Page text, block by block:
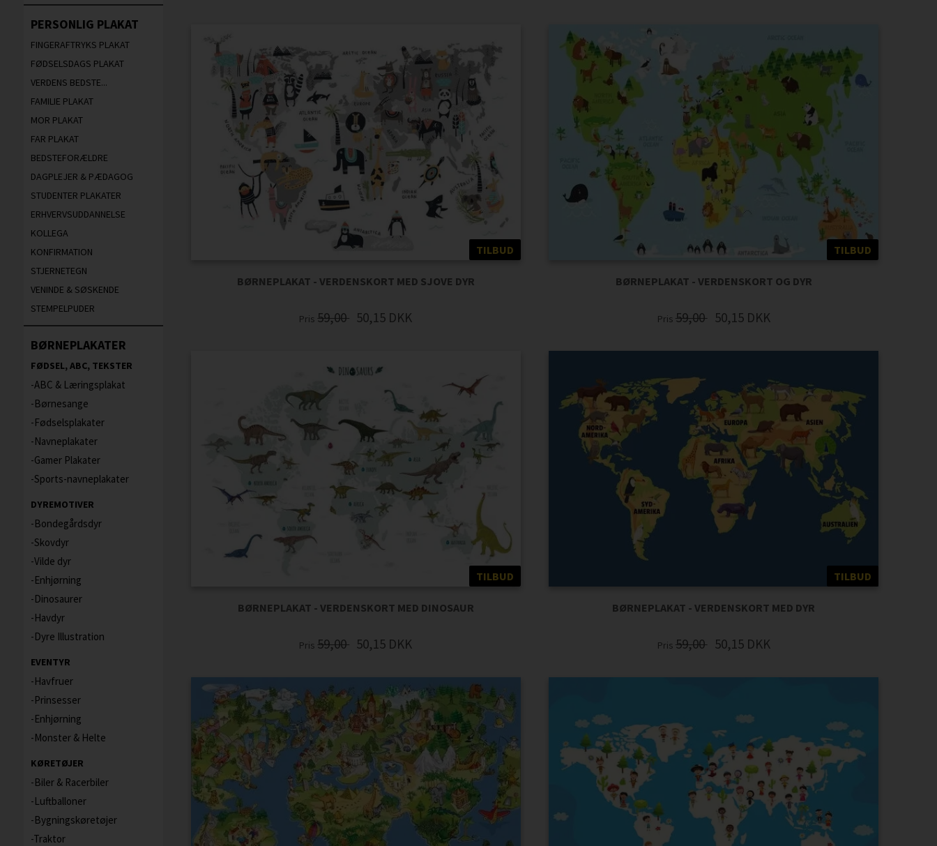
PERSONLIG PLAKAT
FINGERAFTRYKS PLAKAT
FØDSELSDAGS PLAKAT
VERDENS BEDSTE...
FAMILIE PLAKAT
MOR PLAKAT
FAR PLAKAT
BEDSTEFORÆLDRE
DAGPLEJER & PÆDAGOG
STUDENTER PLAKATER
ERHVERVSUDDANNELSE
KOLLEGA
KONFIRMATION
STJERNETEGN
VENINDE & SØSKENDE
STEMPELPUDER
BØRNEPLAKATER
FØDSEL, ABC, TEKSTER
ABC & Læringsplakat
Børnesange
Fødselsplakater
Navneplakater
Gamer Plakater
Sports-navneplakater
DYREMOTIVER
Bondegårdsdyr
Skovdyr
Vilde dyr
Enhjørning
Dinosaurer
Havdyr
Dyre Illustration
EVENTYR
Havfruer
Prinsesser
Enhjørning
Monster & Helte
KØRETØJER
Biler & Racerbiler
Luftballoner
Bygningskøretøjer
Traktor
TILBUD
BØRNEPLAKAT - VERDENSKORT MED SJOVE DYR
Pris59,00 50,15 DKK
TILBUD
BØRNEPLAKAT - VERDENSKORT OG DYR
Pris 59,00 50,15 DKK
TILBUD
BØRNEPLAKAT - VERDENSKORT MED DINOSAUR
Pris59,00 50,15 DKK
TILBUD
BØRNEPLAKAT - VERDENSKORT MED DYR
Pris 59,00 50,15 DKK